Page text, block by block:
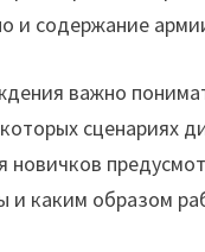
и содержание
важно
сценариях
новичков
и каким образом